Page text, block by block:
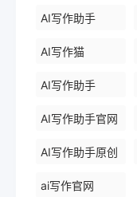
AI写作助手
AI写作猫
AI写作助手
AI写作助手官网
AI写作助手原创
ai写作官网